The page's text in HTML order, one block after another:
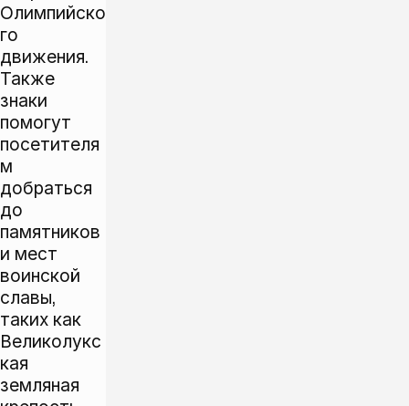
Олимпийско
го
движения.
Также
знаки
помогут
посетителя
м
добраться
до
памятников
и мест
воинской
славы,
таких как
Великолукс
кая
земляная